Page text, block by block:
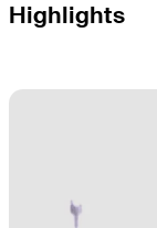
Highlights